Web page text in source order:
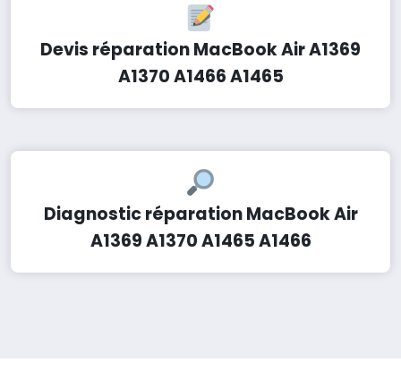
Devis réparation MacBook Air A1369
A1370 A1466 A1465
Diagnostic réparation MacBook Air
A1369 A1370 A1465 A1466